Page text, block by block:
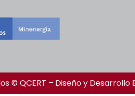
© QCERT – Diseño y Desarrollo